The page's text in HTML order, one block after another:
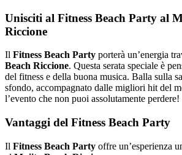
Unisciti al Fitness Beach Party al
Riccione
Il Fitness Beach Party porterà un’energia
Beach Riccione. Questa serata speciale è
del fitness e della buona musica. Balla sulla
sfondo, accompagnato dalle migliori hit del
l’evento che non puoi assolutamente perdere!
Vantaggi del Fitness Beach Party
Il Fitness Beach Party offre un’esperienza